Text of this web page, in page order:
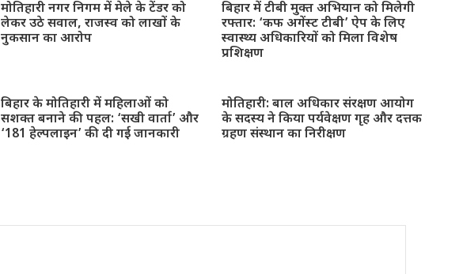
मोतिहारी नगर निगम में मेले के टेंडर को
लेकर उठे सवाल, राजस्व को लाखों के
नुकसान का आरोप
बिहार में टीबी मुक्त अभियान को मिलेगी
रफ्तार: ‘कफ अगेंस्ट टीबी’ ऐप के लिए
स्वास्थ्य अधिकारियों को मिला विशेष
प्रशिक्षण
बिहार के मोतिहारी में महिलाओं को
सशक्त बनाने की पहल: ‘सखी वार्ता’ और
‘181 हेल्पलाइन’ की दी गई जानकारी
मोतिहारी: बाल अधिकार संरक्षण आयोग
के सदस्य ने किया पर्यवेक्षण गृह और दत्तक
ग्रहण संस्थान का निरीक्षण